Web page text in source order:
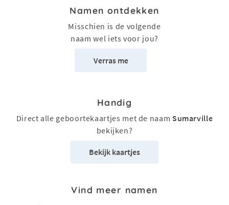
Namen ontdekken
Misschien is de volgende
naam wel iets voor jou?
Verras me
Handig
Direct alle geboortekaartjes met de naam Sumarville
bekijken?
Bekijk kaartjes
Vind meer namen